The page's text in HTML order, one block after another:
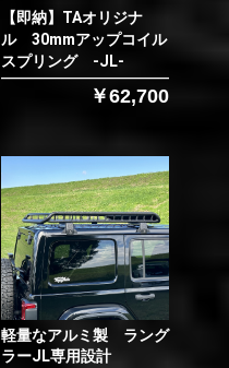
【即納】TAオリジナ
ル 30mmアップコイル
スプリング -JL-
￥62,700
軽量なアルミ製 ラング
ラーJL専用設計